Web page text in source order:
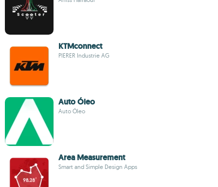
KTMconnect
PIERER Industrie AG
Auto Óleo
Auto Óleo
Area Measurement
Smart and Simple Design Apps